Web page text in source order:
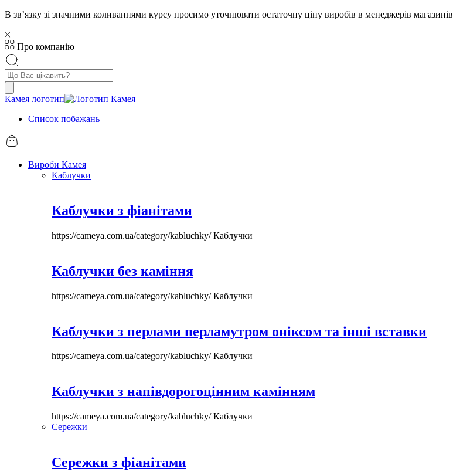
В звʼязку зі значними коливаннями курсу просимо уточнювати остаточну ціну виробів в менеджерів магазинів
Про компанію
Пошук
товарів
Камея логотип
Список побажань
Вироби Камея
Каблучки
Каблучки з фіанітами
https://cameya.com.ua/category/kabluchky/Каблучки
Каблучки без каміння
https://cameya.com.ua/category/kabluchky/Каблучки
Каблучки з перлами перламутром оніксом та інші вставки
https://cameya.com.ua/category/kabluchky/Каблучки
Каблучки з напівдорогоцінним камінням
https://cameya.com.ua/category/kabluchky/Каблучки
Сережки
Сережки з фіанітами